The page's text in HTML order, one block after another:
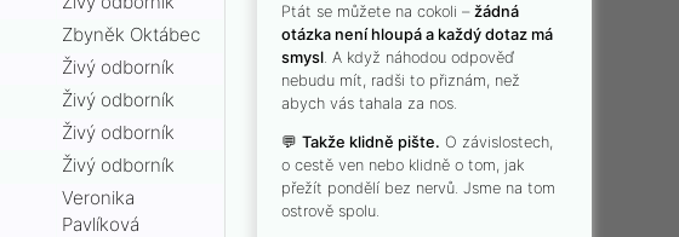
Zbyněk Oktábec
Živý odborník
Živý odborník
Živý odborník
Živý odborník
Veronika
Pavlíková
Ptát se můžete na cokoli –žádná
otázka není hloupá a každý dotaz má
smysl. A když náhodou odpověď
nebudu mít, radši to přiznám, než
abych vás tahala za nos.
💬Takže klidně pište. O závislostech,
o cestě ven nebo klidně o tom, jak
přežít pondělí bez nervů. Jsme na tom
ostrově spolu.